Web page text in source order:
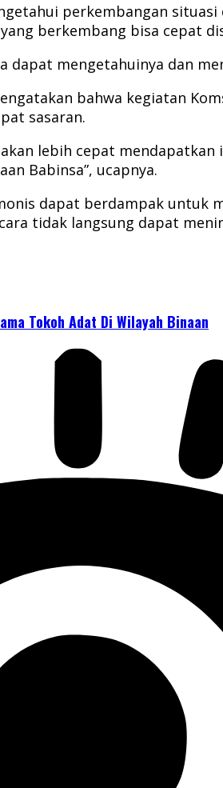
perkembangan
berkembang bisa cepat
mengetahuinya dan
bahwa kegiatan
sasaran.
lebih cepat
Babinsa”, ucapnya.
dapat berdampak untuk
tidak langsung dapat
Tokoh Adat Di Wilayah Binaan